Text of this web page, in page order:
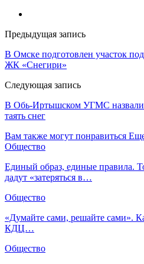
Предыдущая запись
В Омске подготовлен участок под
ЖК «Снегири»
Следующая запись
В Обь-Иртышском УГМС назвали
таять снег
Вам также могут понравиться
Общество
Единый образ, единые правила.
дадут «затеряться в…
Общество
«Думайте сами, решайте сами».
КДЦ…
Общество